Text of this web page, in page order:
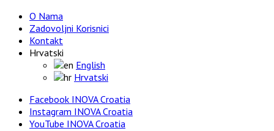
O Nama
Zadovoljni Korisnici
Kontakt
Hrvatski
English
Hrvatski
Facebook INOVA Croatia
Instagram INOVA Croatia
YouTube INOVA Croatia